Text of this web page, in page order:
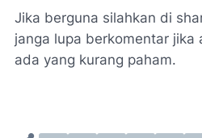
Jika berguna silahkan di
janga lupa berkomentar jika
ada yang kurang paham.